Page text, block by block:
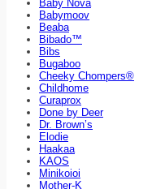
Baby Nova
Babymoov
Beaba
Bibado™
Bibs
Bugaboo
Cheeky Chompers®
Childhome
Curaprox
Done by Deer
Dr. Brown’s
Elodie
Haakaa
KAOS
Minikoioi
Mother-K